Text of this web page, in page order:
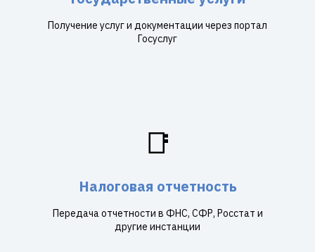
Получение услуг и документации через портал
Госуслуг
📑
Налоговая отчетность
Передача отчетности в ФНС, СФР, Росстат и
другие инстанции